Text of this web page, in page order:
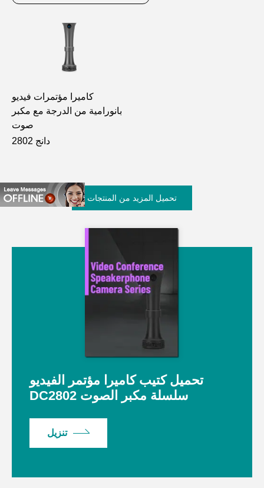
كاميرا مؤتمرات فيديو
بانورامية من الدرجة مع مكبر
صوت
دانج 2802
تحميل المزيد من المنتجات
تحميل كتيب كاميرا مؤتمر الفيديو
DC2802 سلسلة مكبر الصوت
تنزيل